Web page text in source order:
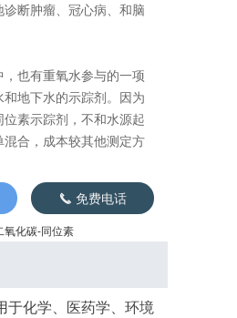
于化学、医药学、环境
끅 免费电话
氧化碳-同位素
断肿瘤、冠心病、和脑
也有重氧水参与的一项
地下水的示踪剂。因为
素示踪剂，不和水源起
合，成本较其他测定方